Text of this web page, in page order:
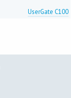
UserGate C100